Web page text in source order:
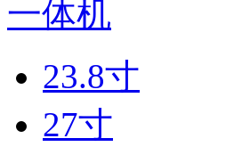
一体机
23.8寸
27寸